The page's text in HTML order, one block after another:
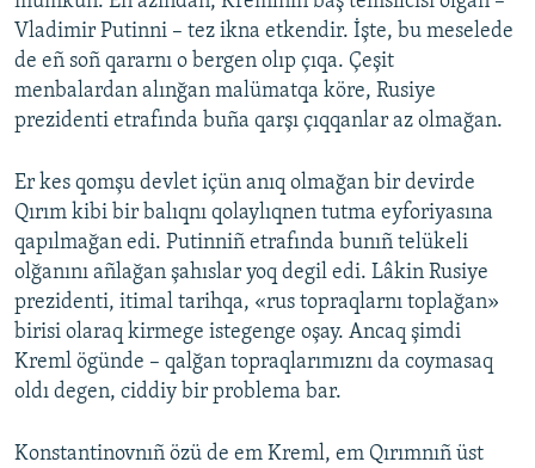
Vladimir Putinni – tez ikna etkendir. İşte, bu meselede
de eñ soñ qararnı o bergen olıp çıqa. Çeşit
menbalardan alınğan malümatqa köre, Rusiye
prezidenti etrafında buña qarşı çıqqanlar az olmağan.
Er kes qomşu devlet içün anıq olmağan bir devirde
Qırım kibi bir balıqnı qolaylıqnen tutma eyforiyasına
qapılmağan edi. Putinniñ etrafında bunıñ telükeli
olğanını añlağan şahıslar yoq degil edi. Lâkin Rusiye
prezidenti, itimal tarihqa, «rus topraqlarnı toplağan»
birisi olaraq kirmege istegenge oşay. Ancaq şimdi
Kreml ögünde – qalğan topraqlarımıznı da coymasaq
oldı degen, ciddiy bir problema bar.
Konstantinovnıñ özü de em Kreml, em Qırımnıñ üst